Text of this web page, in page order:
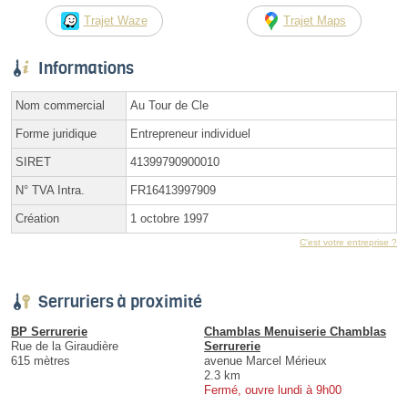
Trajet Waze Trajet Maps
Informations
Nom commercial Au Tour de Cle
Forme juridique Entrepreneur individuel
SIRET 41399790900010
N° TVA Intra. FR16413997909
Création 1 octobre 1997
C'est votre entreprise ?
Serruriers à proximité
BP Serrurerie
Rue de la Giraudière
615 mètres
Chamblas Menuiserie Chamblas
Serrurerie
avenue Marcel Mérieux
2.3 km
Fermé, ouvre lundi à 9h00